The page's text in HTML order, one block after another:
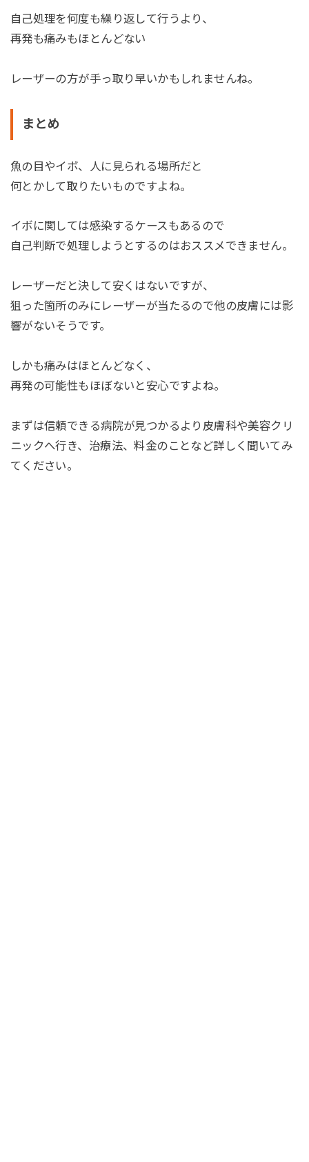
自己処理を何度も繰り返して行うより、
再発も痛みもほとんどない
レーザーの方が手っ取り早いかもしれませんね。
まとめ
魚の目やイボ、人に見られる場所だと
何とかして取りたいものですよね。
イボに関しては感染するケースもあるので
自己判断で処理しようとするのはおススメできません。
レーザーだと決して安くはないですが、
狙った箇所のみにレーザーが当たるので他の皮膚には影
響がないそうです。
しかも痛みはほとんどなく、
再発の可能性もほぼないと安心ですよね。
まずは信頼できる病院が見つかるより皮膚科や美容クリ
ニックへ行き、治療法、料金のことなど詳しく聞いてみ
てください。